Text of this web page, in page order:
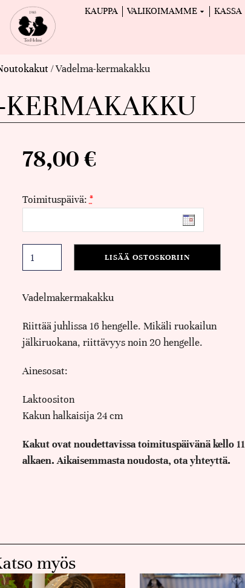
KAUPPA VALIKOIMAMME KASSA
/ Vadelma-kermakakku
78,00€
Toimituspäivä: *
LISÄÄ OSTOSKORIIN
Vadelmakermakakku
Riittää juhlissa 16 hengelle. Mikäli ruokailun
jälkiruokana, riittävyys noin 20 hengelle.
Ainesosat:
Laktoositon
Kakun halkaisija 24 cm
Kakut ovat noudettavissa toimituspäivänä kello 11
alkaen. Aikaisemmasta noudosta, ota yhteyttä.
myös